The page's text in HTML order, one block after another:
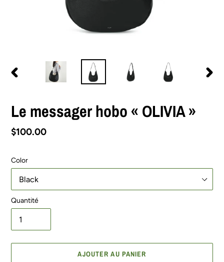
DIAPOSITIVE
Le messager hobo « OLIVIA »
Prix
$100.00
Color
Quantité
AJOUTER AU PANIER